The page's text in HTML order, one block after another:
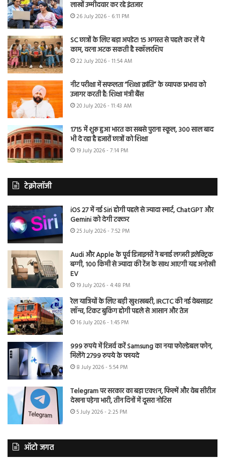
लाखों उम्मीदवार कर रहे इंतजार
26 July 2026 - 6:11 PM
SC छात्रों के लिए बड़ा अपडेट! 15 अगस्त से पहले कर लें ये
काम, वरना अटक सकती है स्कॉलरशिप
22 July 2026 - 11:54 AM
नीट परीक्षा में सफलता “शिक्षा क्रांति” के व्यापक प्रभाव को
उजागर करती है: शिक्षा मंत्री बैंस
20 July 2026 - 11:43 AM
1715 में शुरू हुआ भारत का सबसे पुराना स्कूल, 300 साल बाद
भी दे रहा है हजारों छात्रों को शिक्षा
19 July 2026 - 7:14 PM
टेक्नोलॉजी
iOS 27 में नई Siri होगी पहले से ज्यादा स्मार्ट, ChatGPT और
Gemini को देगी टक्कर
25 July 2026 - 7:52 PM
Audi और Apple के पूर्व डिजाइनरों ने बनाई लग्जरी इलेक्ट्रिक
बग्गी, 100 किमी से ज्यादा की रेंज के साथ आएगी यह अनोखी
EV
19 July 2026 - 4:48 PM
रेल यात्रियों के लिए बड़ी खुशखबरी, IRCTC की नई वेबसाइट
लॉन्च, टिकट बुकिंग होगी पहले से आसान और तेज
16 July 2026 - 1:45 PM
999 रुपये में रिजर्व करें Samsung का नया फोल्डेबल फोन,
मिलेंगे 2799 रुपये के फायदे
8 July 2026 - 5:54 PM
Telegram पर सरकार का बड़ा एक्शन, फिल्में और वेब सीरीज
देखना पड़ेगा भारी, तीन दिनों में दूसरा नोटिस
5 July 2026 - 2:25 PM
ऑटो जगत